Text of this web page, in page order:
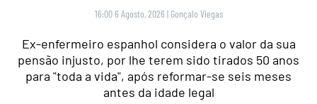
16:00 6 Agosto, 2026 | Gonçalo Viegas
Ex-enfermeiro espanhol considera o valor da sua
pensão injusto, por lhe terem sido tirados 50 anos
para "toda a vida", após reformar-se seis meses
antes da idade legal